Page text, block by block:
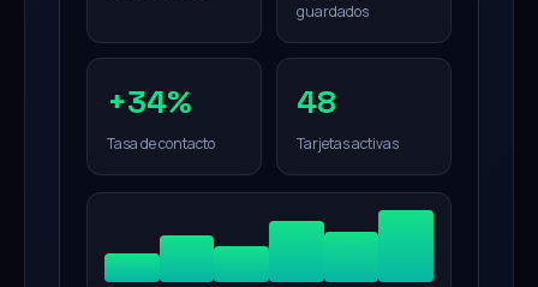
guardados
+34%
Tasa de contacto
48
Tarjetas activas